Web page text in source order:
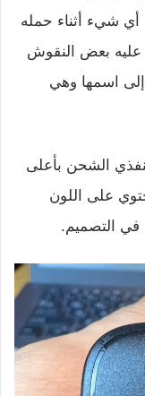
شيء أثناء حمله
عليه بعض النقوش
إلى اسمها وهي
الشحن بأعلى
على اللون
في التصميم.